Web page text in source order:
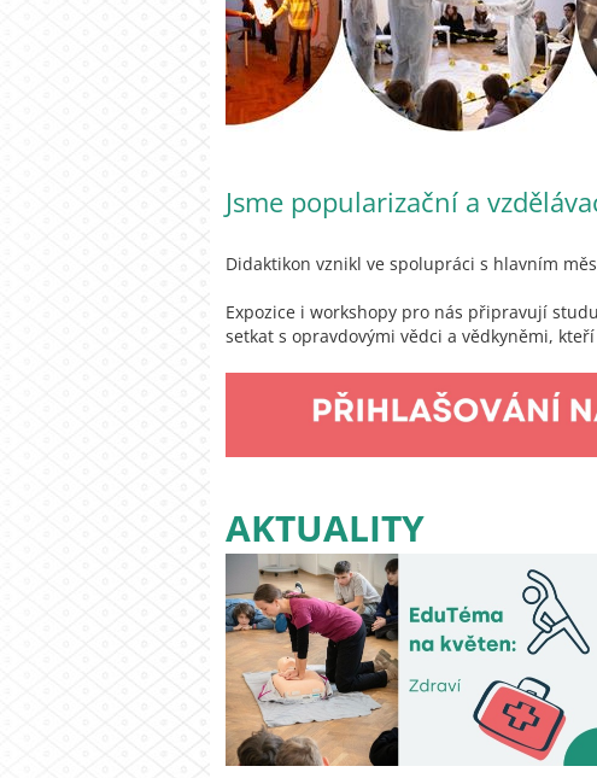
Jsme popularizační a
Didaktikon vznikl ve spolupráci s hlavním
Expozice i workshopy pro nás připravují
setkat s opravdovými vědci a vědkyněmi,
AKTUALITY